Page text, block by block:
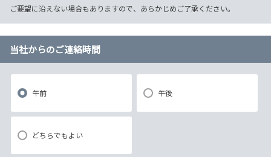
ご要望に沿えない場合もありますので、あらかじめご了承ください。
当社からのご連絡時間
午前 午後
どちらでもよい